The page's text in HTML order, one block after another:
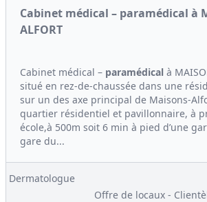
Cabinet médical – paramédical à
ALFORT
Cabinet médical – paramédical à
situé en rez-de-chaussée dans une
sur un des axe principal de Maisons-
quartier résidentiel et pavillonnaire, à
école,à 500m soit 6 min à pied d’une
gare du...
Dermatologue
Offre de locaux -